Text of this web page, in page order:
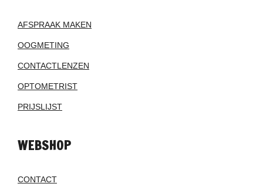
AFSPRAAK MAKEN
OOGMETING
CONTACTLENZEN
OPTOMETRIST
PRIJSLIJST
WEBSHOP
CONTACT